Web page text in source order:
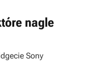
nagle
Sony